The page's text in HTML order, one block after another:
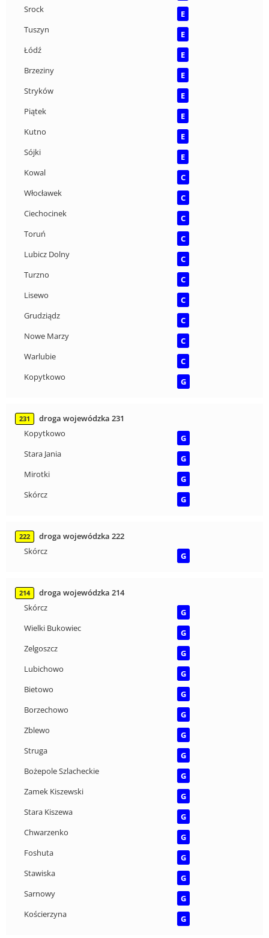
Srock
E
Tuszyn
E
Łódź
E
Brzeziny
E
Stryków
E
Piątek
E
Kutno
E
Sójki
E
Kowal
C
Włocławek
C
Ciechocinek
C
Toruń
C
Lubicz Dolny
C
Turzno
C
Lisewo
C
Grudziądz
C
Nowe Marzy
C
Warlubie
C
Kopytkowo
G
231
droga wojewódzka 231
Kopytkowo
G
Stara Jania
G
Mirotki
G
Skórcz
G
222
droga wojewódzka 222
Skórcz
G
214
droga wojewódzka 214
Skórcz
G
Wielki Bukowiec
G
Zelgoszcz
G
Lubichowo
G
Bietowo
G
Borzechowo
G
Zblewo
G
Struga
G
Bożepole Szlacheckie
G
Zamek Kiszewski
G
Stara Kiszewa
G
Chwarzenko
G
Foshuta
G
Stawiska
G
Sarnowy
G
Kościerzyna
G